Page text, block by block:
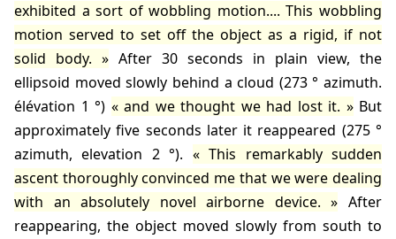
exhibited a sort of wobbling motion.... This wobbling
motion served to set off the object as a rigid, if not
solid body.
After 30 seconds in plain view, the
ellipsoid moved slowly behind a cloud (273 ° azimuth.
élévation 1 °)
and we thought we had lost it.
But
approximately five seconds later it reappeared (275 °
azimuth, elevation 2 °).
This remarkably sudden
ascent thoroughly convinced me that we were dealing
with an absolutely novel airborne device.
After
reappearing, the object moved slowly from south to